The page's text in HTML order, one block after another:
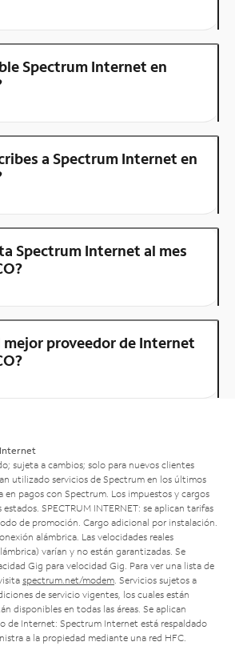
Spectrum Internet en
a Spectrum Internet en
Spectrum Internet al mes
mejor proveedor de Internet
sujeta a cambios; solo para nuevos clientes
utilizado servicios de Spectrum en los últimos
en pagos con Spectrum. Los impuestos y cargos
SPECTRUM INTERNET: se aplican tarifas
de promoción. Cargo adicional por instalación.
alámbrica. Las velocidades reales
varían y no están garantizadas. Se
Gig para velocidad Gig. Para ver una lista de
spectrum.net/modem . Servicios sujetos a
de servicio vigentes, los cuales están
disponibles en todas las áreas. Se aplican
de Internet: Spectrum Internet está respaldado
a la propiedad mediante una red HFC.